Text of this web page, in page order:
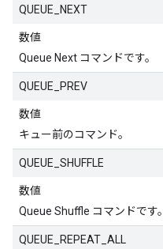
QUEUE_NEXT
数値
Queue Next コマンドです。
QUEUE_PREV
数値
キュー前のコマンド。
QUEUE_SHUFFLE
数値
Queue Shuffle コマンドです。
QUEUE_REPEAT_ALL